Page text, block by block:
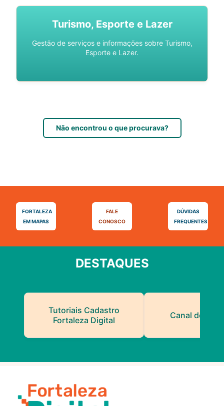
Turismo, Esporte e Lazer
Gestão de serviços e informações sobre Turismo,
Esporte e Lazer.
Não encontrou o que procurava?
FORTALEZA
EM MAPAS
FALE
CONOSCO
DÚVIDAS
FREQUENTES
DESTAQUES
Tutoriais Cadastro
Fortaleza Digital
Canal do